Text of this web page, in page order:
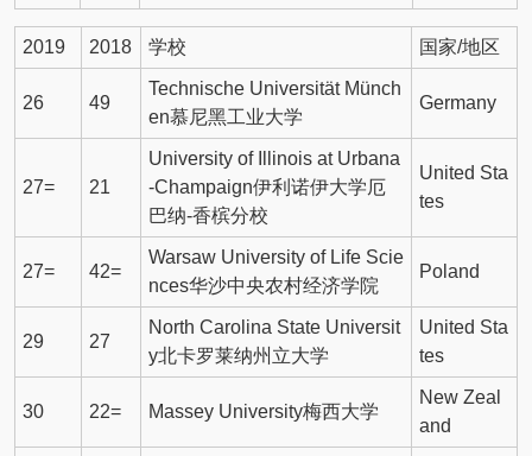
2019 2018 学校 国家/地区
26 49
Technische Universität Münch
en慕尼黑工业大学
Germany
27= 21
University of Illinois at Urbana
-Champaign伊利诺伊大学厄
巴纳-香槟分校
United Sta
tes
27= 42=
Warsaw University of Life Scie
nces华沙中央农村经济学院
Poland
29 27
North Carolina State Universit
y北卡罗莱纳州立大学
United Sta
tes
30 22= Massey University梅西大学
New Zeal
and